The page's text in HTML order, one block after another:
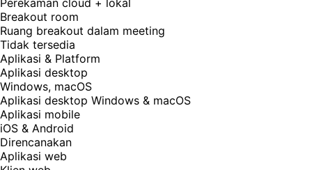
Perekaman cloud + lokal
Breakout room
Ruang breakout dalam meeting
Tidak tersedia
Aplikasi & Platform
Aplikasi desktop
Windows, macOS
Aplikasi desktop Windows & macOS
Aplikasi mobile
iOS & Android
Direncanakan
Aplikasi web